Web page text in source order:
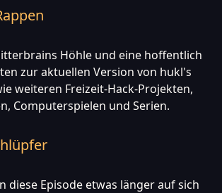
Höhle und eine hoffentlich
zur aktuellen Version von hukl's
weiteren Freizeit-Hack-Projekten,
Computerspielen und Serien.
diese Episode etwas länger auf sich